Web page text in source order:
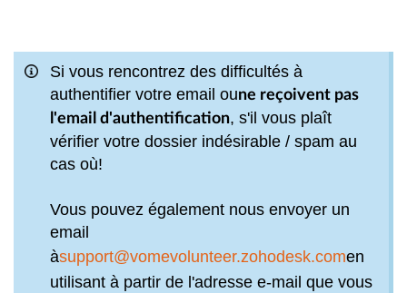
Si vous rencontrez des difficultés à
authentifier votre email oune reçoivent pas
l'email d'authentification, s'il vous plaît
vérifier votre dossier indésirable / spam au
cas où!
Vous pouvez également nous envoyer un
email
àsupport@vomevolunteer.zohodesk.comen
utilisant à partir de l'adresse e-mail que vous